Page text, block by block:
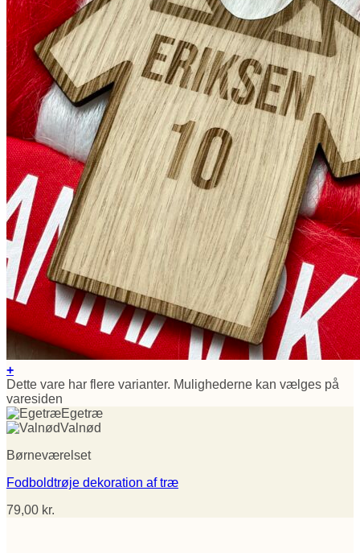
+
Dette vare har flere varianter. Mulighederne kan vælges på
varesiden
Egetræ
Valnød
Børneværelset
Fodboldtrøje dekoration af træ
79,00 kr.